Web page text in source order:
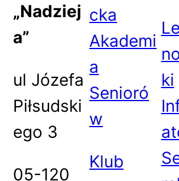
„Nadziej
a”
ul Józefa
Piłsudski
ego 3
05-120
cka
Akademi
a
Senioró
w
Klub
ki